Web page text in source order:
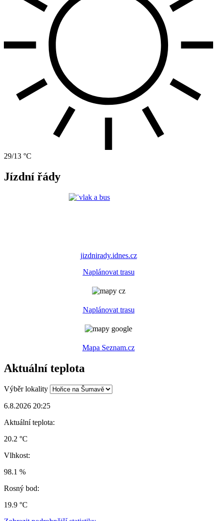
29/13 °C
Jízdní řády
jizdnirady.idnes.cz
Naplánovat trasu
Naplánovat trasu
Mapa Seznam.cz
Aktuální teplota
Výběr lokality
6.8.2026 20:25
Aktuální teplota:
20.2 °C
Vlhkost:
98.1 %
Rosný bod:
19.9 °C